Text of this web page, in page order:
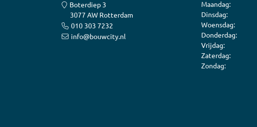
Boterdiep 3
3077 AW Rotterdam
010 303 7232
info@bouwcity.nl
Maandag:
Dinsdag:
Woensdag:
Donderdag:
Vrijdag:
Zaterdag:
Zondag: